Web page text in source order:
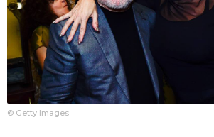
© Getty Images